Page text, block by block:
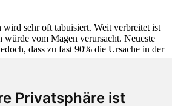
Privatsphäre ist
sehr oft tabuisiert. Weit verbreitet ist
vom Magen verursacht. Neueste
dass zu fast 90% die Ursache in der